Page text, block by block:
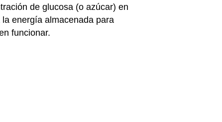
de glucosa (o azúcar) en
energía almacenada para
funcionar.